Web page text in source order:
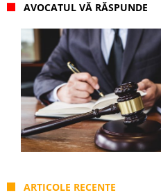
AVOCATUL VĂ RĂSPUNDE
ARTICOLE RECENTE